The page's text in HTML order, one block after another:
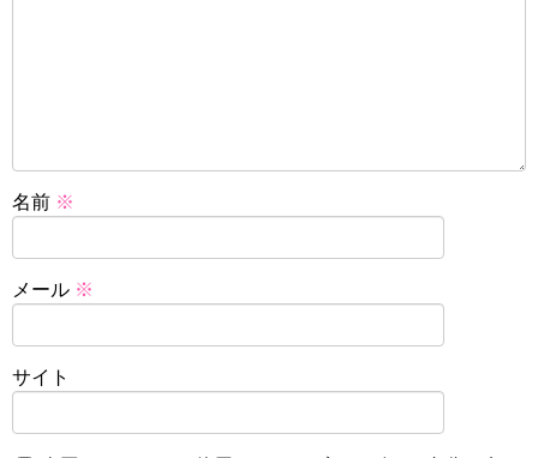
名前 ※
メール ※
サイト